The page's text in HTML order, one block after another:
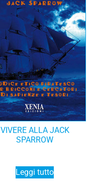
VIVERE ALLA JACK
SPARROW
Leggi tutto